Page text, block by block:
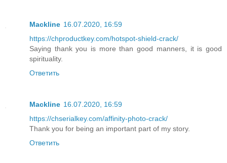
Mackline 16.07.2020, 16:59
https://chproductkey.com/hotspot-shield-crack/
Saying thank you is more than good manners, it is good
spirituality.
Ответить
Mackline 16.07.2020, 16:59
https://chserialkey.com/affinity-photo-crack/
Thank you for being an important part of my story.
Ответить